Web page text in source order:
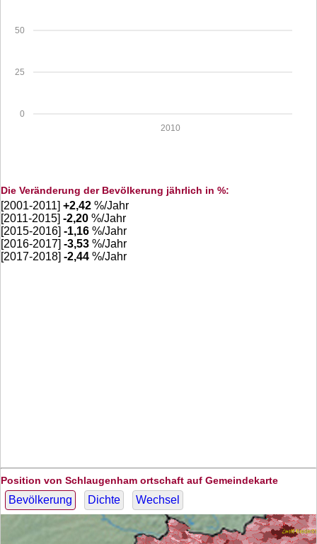
0
25
50
2010
Die Veränderung der Bevölkerung jährlich in %:
[2001-2011] +2,42 %/Jahr
[2011-2015] -2,20 %/Jahr
[2015-2016] -1,16 %/Jahr
[2016-2017] -3,53 %/Jahr
[2017-2018] -2,44 %/Jahr
Position von Schlaugenham ortschaft auf Gemeindekarte
Bevölkerung Dichte Wechsel